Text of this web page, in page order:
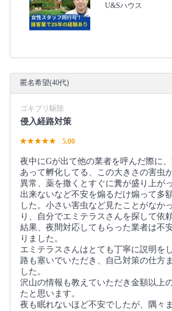
U&Sハウス
匿名希望(40代)
ゴキブリ駆除
侵入経路対策
5.00
夜中にGが出て他の業者を呼んだ際に
あって孵化してる、この大きさの害虫
異常、薬を撒くとすぐに糞が盛り上が
出来ないなど不安を煽るだけ煽って多
した。小さい害虫など見たことがなか
り、自分でエミテラスさんを探して依
結果、夜間対応してもらった業者は不
りました。
エミテラスさんはとても丁寧に説明を
路も塞いでいただき、自己対策の仕方
した。
沢山の情報も教えていただき金額以上
たと思います。
夜も眠れないほど不安でしたが、隅々